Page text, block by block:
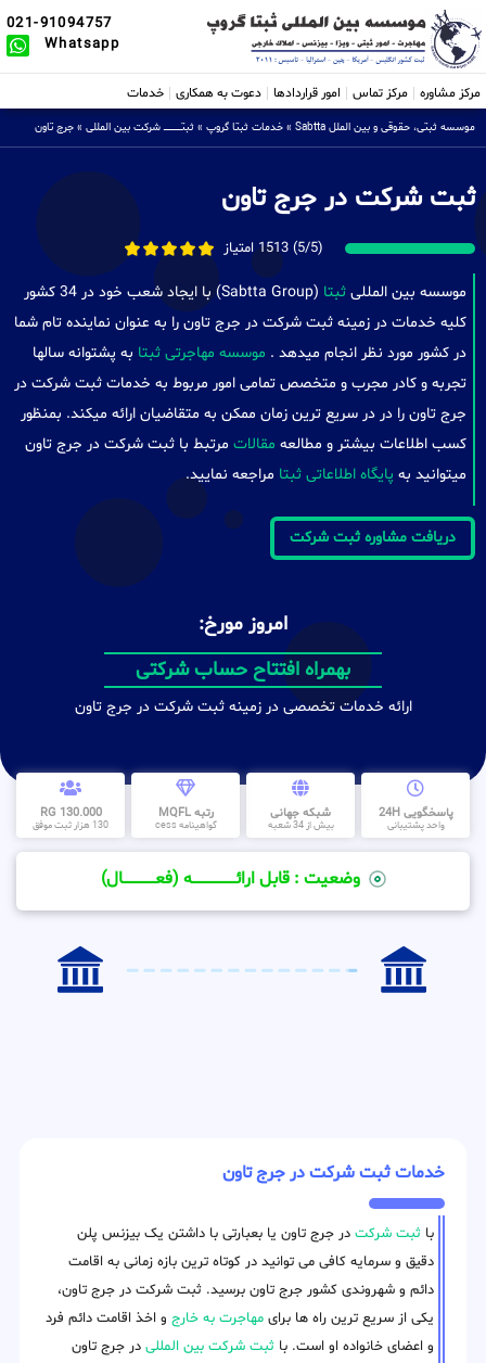
021-91094757
Whatsapp
مرکز مشاوره مرکز تماس امور قراردادها دعوت به همکاری خدمات
موسسه ثبتی، حقوقی و بین الملل Sabtta » خدمات ثبتا گروپ » ثبتــــــــــــــــ شرکت بین المللی » جرج تاون
ثبت شرکت در جرج تاون
(5/5) 1513 امتیاز
موسسه بین المللی ثبتا
(Sabtta Group) با ایجاد شعب خود در 34 کشور
کلیه خدمات در زمینه ثبت شرکت در جرج تاون را به عنوان نماینده تام شما
در کشور مورد نظر انجام میدهد . موسسه مهاجرتی ثبتا به پشتوانه سالها
تجربه و کادر مجرب و متخصص تمامی امور مربوط به خدمات ثبت شرکت در
جرج تاون را در در سریع ترین زمان ممکن به متقاضیان ارائه میکند. بمنظور
کسب اطلاعات بیشتر و مطالعه مقالات مرتبط با ثبت شرکت در جرج تاون
میتوانید به پایگاه اطلاعاتی ثبتا مراجعه نمایید.
دریافت مشاوره ثبت شرکت
امروز مورخ:
بهمراه افتتاح حساب شرکتی
ارائه خدمات تخصصی در زمینه ثبت شرکت در جرج تاون
پاسخگویی 24H
واحد پشتیبانی
شبکه جهانی
بیش از 34 شعبه
رتبه MQFL
گواهینامه cess
130.000 RG
130 هزار ثبت موفق
وضعیت : قابل ارائــــــــــــــــــــه (فعـــــــــــــــال)
خدمات ثبت شرکت در جرج تاون
با ثبت شرکت در جرج تاون یا بعبارتی با داشتن یک بیزنس پلن
دقیق و سرمایه کافی می توانید در کوتاه ترین بازه زمانی به اقامت
دائم و شهروندی کشور جرج تاون برسید. ثبت شرکت در جرج تاون،
یکی از سریع ترین راه ها برای مهاجرت به خارج و اخذ اقامت دائم فرد
و اعضای خانواده او است. با ثبت شرکت بین المللی در جرج تاون